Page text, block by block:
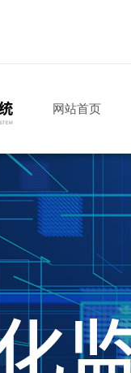
网站首页